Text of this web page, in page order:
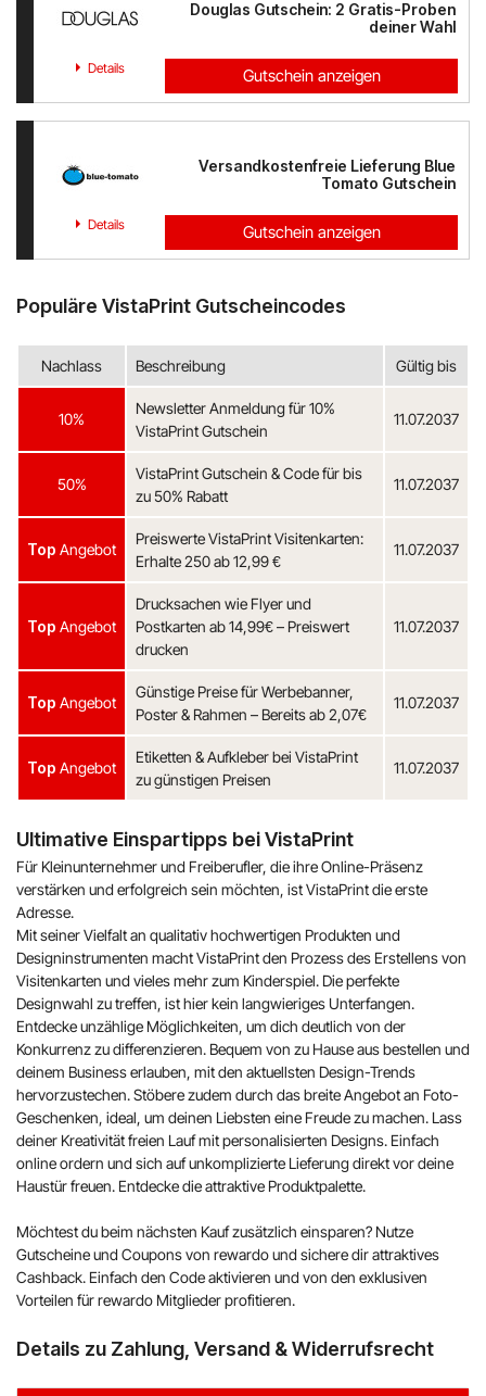
Douglas Gutschein: 2 Gratis-Proben
deiner Wahl
Details Gutschein anzeigen
Versandkostenfreie Lieferung Blue
Tomato Gutschein
Details Gutschein anzeigen
Populäre VistaPrint Gutscheincodes
Nachlass Beschreibung Gültig bis
10%
Newsletter Anmeldung für 10%
VistaPrint Gutschein
11.07.2037
50%
VistaPrint Gutschein & Code für bis
zu 50% Rabatt
11.07.2037
Top Angebot
Preiswerte VistaPrint Visitenkarten:
Erhalte 250 ab 12,99 €
11.07.2037
Top Angebot
Drucksachen wie Flyer und
Postkarten ab 14,99€ – Preiswert
drucken
11.07.2037
Top Angebot
Günstige Preise für Werbebanner,
Poster & Rahmen – Bereits ab 2,07€
11.07.2037
Top Angebot
Eti­ket­ten & Auf­kle­ber bei VistaPrint
zu günstigen Preisen
11.07.2037
Ultimative Einspartipps bei VistaPrint
Für Kleinunternehmer und Freiberufler, die ihre Online-Präsenz
verstärken und erfolgreich sein möchten, ist VistaPrint die erste
Adresse.
Mit seiner Vielfalt an qualitativ hochwertigen Produkten und
Designinstrumenten macht VistaPrint den Prozess des Erstellens von
Visitenkarten und vieles mehr zum Kinderspiel. Die perfekte
Designwahl zu treffen, ist hier kein langwieriges Unterfangen.
Entdecke unzählige Möglichkeiten, um dich deutlich von der
Konkurrenz zu differenzieren. Bequem von zu Hause aus bestellen und
deinem Business erlauben, mit den aktuellsten Design-Trends
hervorzustechen. Stöbere zudem durch das breite Angebot an Foto-
Geschenken, ideal, um deinen Liebsten eine Freude zu machen. Lass
deiner Kreativität freien Lauf mit personalisierten Designs. Einfach
online ordern und sich auf unkomplizierte Lieferung direkt vor deine
Haustür freuen. Entdecke die attraktive Produktpalette.
Möchtest du beim nächsten Kauf zusätzlich einsparen? Nutze
Gutscheine und Coupons von rewardo und sichere dir attraktives
Cashback. Einfach den Code aktivieren und von den exklusiven
Vorteilen für rewardo Mitglieder profitieren.
Details zu Zahlung, Versand & Widerrufsrecht